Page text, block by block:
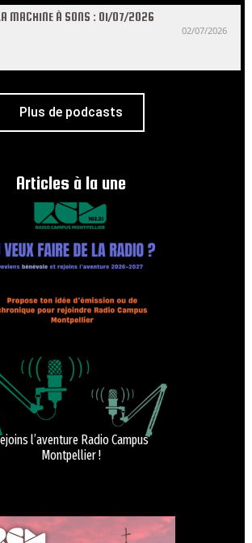
MACHINE À SONS : 01/07/2026
02/07/2026
Plus de podcasts
Articles à la une
l’aventure Radio Campus
Montpellier !